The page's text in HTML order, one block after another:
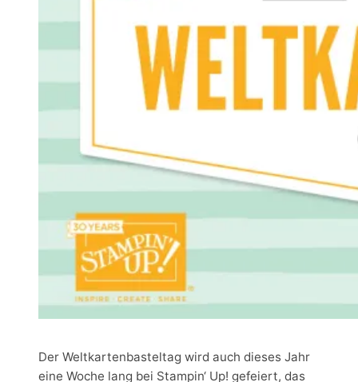
Der Weltkartenbasteltag wird auch dieses Jahr
eine Woche lang bei Stampin‘ Up! gefeiert, das